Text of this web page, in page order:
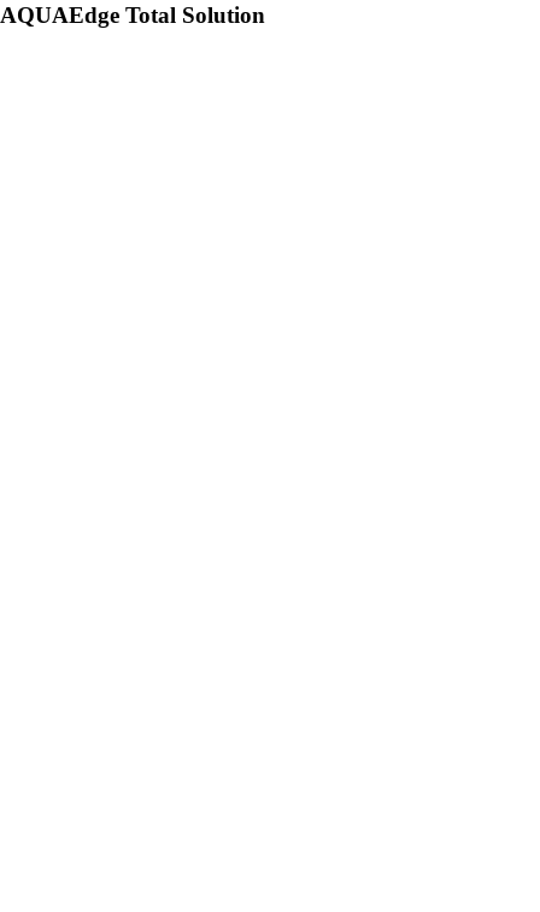
AQUAEdge Total Solution